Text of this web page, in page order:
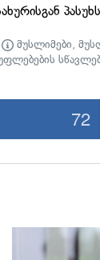
მუსლიმები,
72
გადახედვა